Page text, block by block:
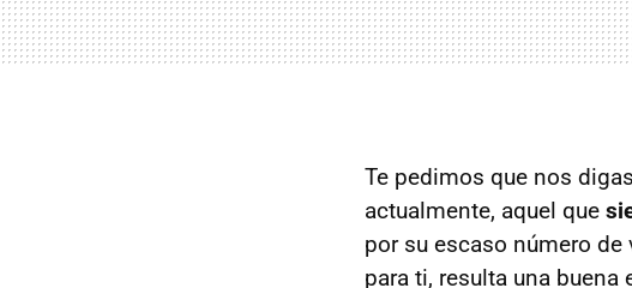
Te pedimos que nos
actualmente, aquel que
por su escaso número
para ti, resulta una buena